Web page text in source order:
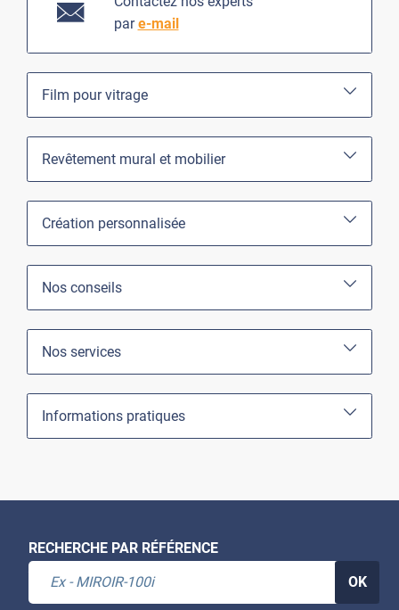
pare-mail
Film pour vitrage
Revêtement mural et mobilier
Création personnalisée
Nos conseils
Nos services
Informations pratiques
RECHERCHE PAR RÉFÉRENCE
OK